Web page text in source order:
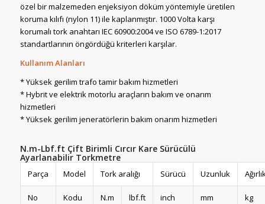
özel bir malzemeden enjeksiyon döküm yöntemiyle üretilen
koruma kılıfı (nylon 11) ile kaplanmıştır. 1000 Volta karşı
korumalı tork anahtarı IEC 60900:2004 ve ISO 6789-1:2017
standartlarının öngördüğü kriterleri karşılar.
Kullanım Alanları
* Yüksek gerilim trafo tamir bakım hizmetleri
* Hybrit ve elektrik motorlu araçların bakım ve onarım
hizmetleri
* Yüksek gerilim jeneratörlerin bakım onarım hizmetleri
N.m-Lbf.ft Çift Birimli Cırcır Kare Sürücülü
Ayarlanabilir Torkmetre
Parça Model Tork aralığı Sürücü Uzunluk
No Kodu N.m lbf.ft inch mm kg